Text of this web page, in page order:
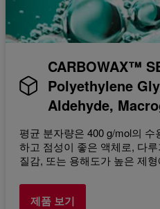
CARBOWAX™
Polyethylene
Aldehyde,
평균 분자량은 400 g/mol의
하고 점성이 좋은 액체로, 다
질감, 또는 용해도가 높은 제
제품 보기